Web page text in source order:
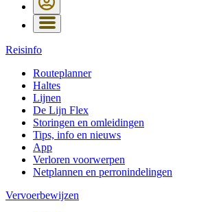
Reisinfo
Routeplanner
Haltes
Lijnen
De Lijn Flex
Storingen en omleidingen
Tips, info en nieuws
App
Verloren voorwerpen
Netplannen en perronindelingen
Vervoerbewijzen